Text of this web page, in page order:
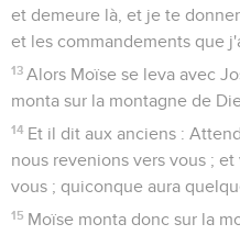
et demeure là, et je te
et les commandements que
13 Alors Moïse se leva avec
monta sur la montagne de
14 Et il dit aux anciens :
nous revenions vers vous ;
vous ; quiconque aura
15 Moïse monta donc sur la